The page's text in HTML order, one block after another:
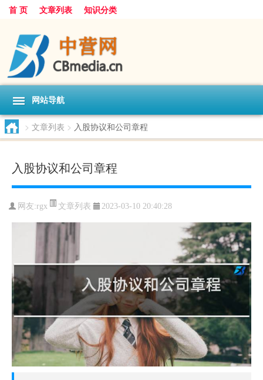
首 页 文章列表 知识分类
网站导航
> 文章列表 > 入股协议和公司章程
入股协议和公司章程
网友:rgx 文章列表 2023-03-10 20:40:28